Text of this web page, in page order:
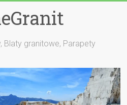
Blaty granitowe, Parapety